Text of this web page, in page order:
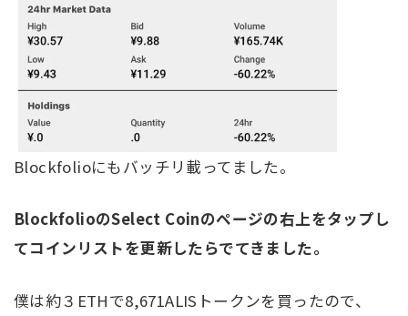
Blockfolioにもバッチリ載ってました。
BlockfolioのSelect Coinのページの右上をタップし
てコインリストを更新したらでてきました。
僕は約３ETHで8,671ALISトークンを買ったので、